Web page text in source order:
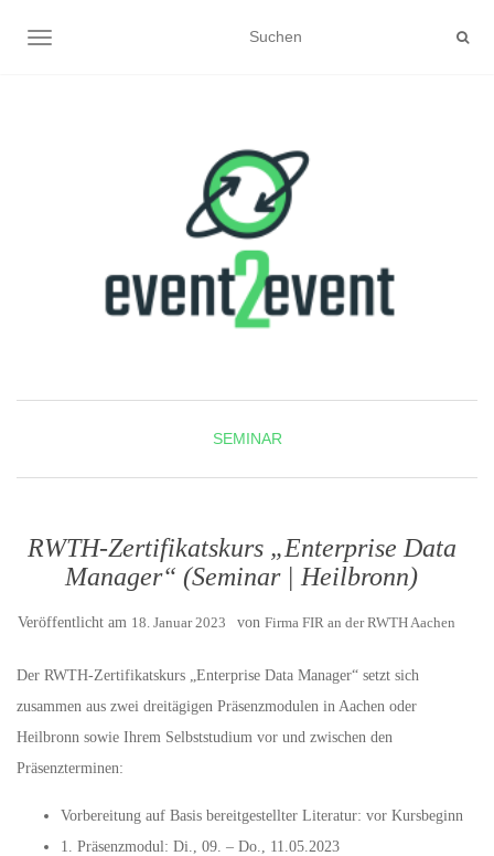
NAVIGATION UMSCHALTEN
SEMINAR
RWTH-Zertifikatskurs „Enterprise Data
Manager“ (Seminar | Heilbronn)
Veröffentlicht am 18. Januar 2023 von Firma FIR an der RWTH Aachen
Der RWTH-Zertifikatskurs „Enterprise Data Manager“ setzt sich
zusammen aus zwei dreitägigen Präsenzmodulen in Aachen oder
Heilbronn sowie Ihrem Selbststudium vor und zwischen den
Präsenzterminen:
Vorbereitung auf Basis bereitgestellter Literatur: vor Kursbeginn
1. Präsenzmodul: Di., 09. – Do., 11.05.2023